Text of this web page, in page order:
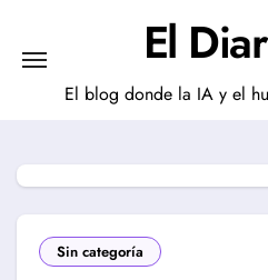
contenido
El
El blog donde la IA y el
Sin categoría